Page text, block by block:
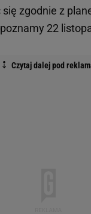
zgodnie z
22